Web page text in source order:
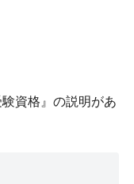
資格』の説明があ